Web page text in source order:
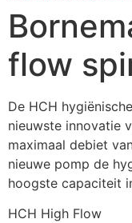
flow
De HCH
nieuwste innovatie
maximaal debiet
nieuwe pomp de
hoogste capaciteit
HCH High Flow